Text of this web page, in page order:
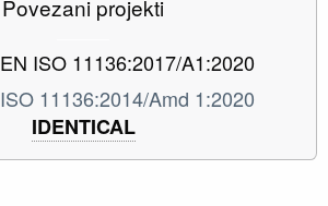
Povezani projekti
EN ISO 11136:2017/A1:2020
ISO 11136:2014/Amd 1:2020
IDENTICAL